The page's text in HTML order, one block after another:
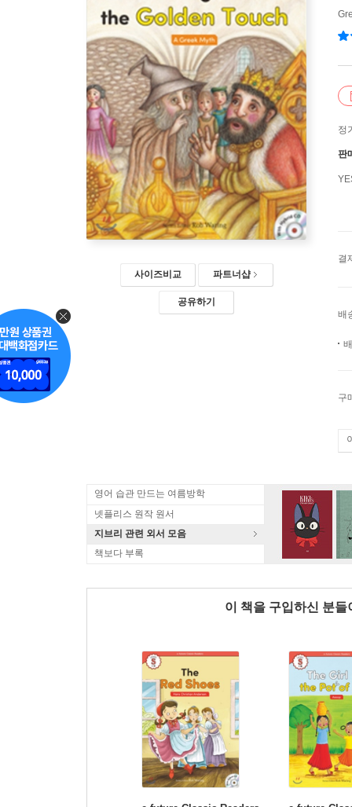
사이즈비교 파트너샵
공유하기
정
판
결
배
구
영어 습관 만드는 여름방학
넷플리스 원작 원서
지브리 관련 외서 모음
책보다 부록
이 책을 구입하신 분